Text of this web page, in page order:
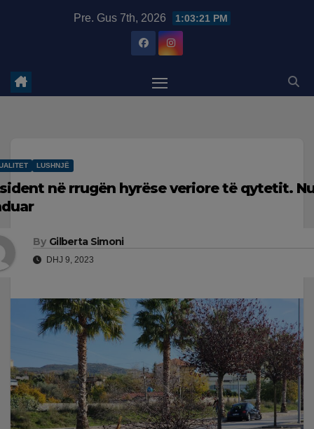
Pre. Gus 7th, 2026 1:03:22 PM
LUSHNJË
në rrugën hyrëse veriore të qytetit.
By Gilberta Simoni
DHJ 9, 2023